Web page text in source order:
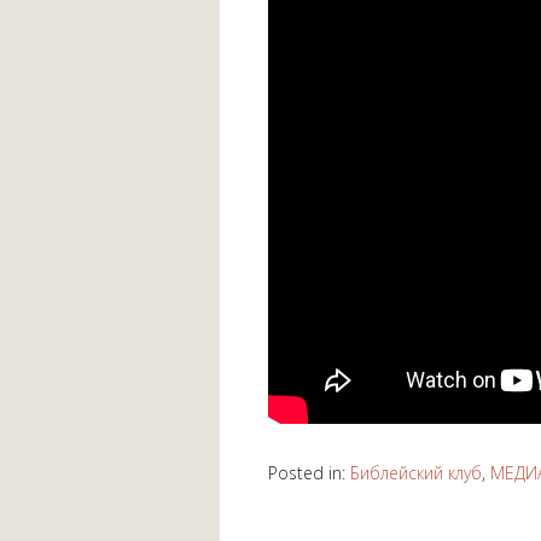
Posted in: Библейский клуб,